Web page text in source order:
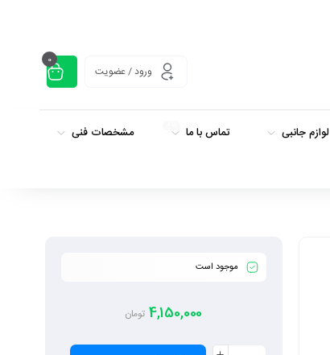
ورود / عضویت
0
لوازم جانبی تماس با ما
مشخصات فنی
موجود است
4,150,000 تومان